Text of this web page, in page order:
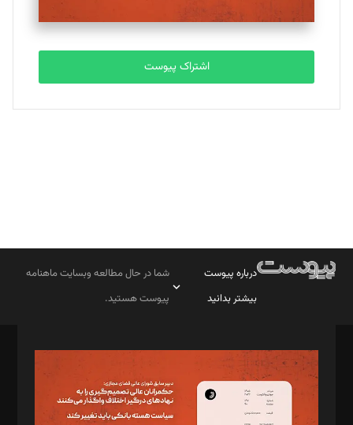
مصطفی مسجدی آرانی
تحریریه
بابک نقاش
تحریریه
اشتراک پیوست
درباره پیوست
بیشتر بدانید
شما در حال مطالعه وبسایت ماهنامه
پیوست هستید.
مدیر مسئول: محمدباقر اثنی‌عشری
سردبیر: مهرک محمودی
دبیر تحریریه: میثم قاسمی